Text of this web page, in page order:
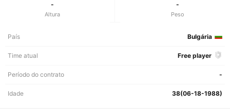
-
Altura
-
Peso
País Bulgária
Time atual Free player
Período do contrato -
Idade 38(06-18-1988)